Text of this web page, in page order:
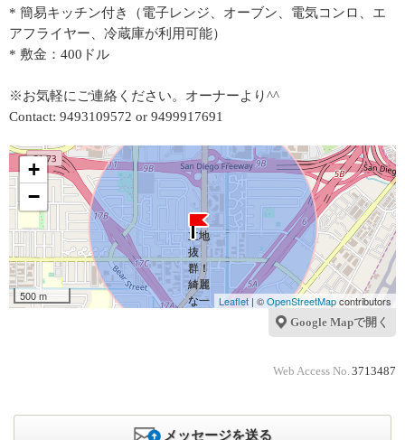
* 簡易キッチン付き（電子レンジ、オーブン、電気コンロ、エ
アフライヤー、冷蔵庫が利用可能）
* 敷金：400ドル
※お気軽にご連絡ください。オーナーより^^
Contact: 9493109572 or 9499917691
+
−
500 m Leaflet| ©OpenStreetMapcontributors
Google Mapで開く
Web Access No. 3713487
メッセージを送る